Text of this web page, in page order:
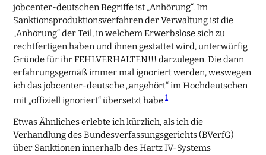
jobcenter-deutschen Begriffe ist „Anhörung“. Im
Sanktionsproduktionsverfahren der Verwaltung ist die
„Anhörung“ der Teil, in welchem Erwerbslose sich zu
rechtfertigen haben und ihnen gestattet wird, unterwürfig
Gründe für ihr FEHLVERHALTEN!!! darzulegen. Die dann
erfahrungsgemäß immer mal ignoriert werden, weswegen
ich das jobcenter-deutsche „angehört“ im Hochdeutschen
mit „offiziell ignoriert“ übersetzt habe.1
Etwas Ähnliches erlebte ich kürzlich, als ich die
Verhandlung des Bundesverfassungsgerichts (BVerfG)
über Sanktionen innerhalb des Hartz IV-Systems